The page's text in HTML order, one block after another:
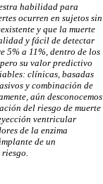
habilidad para
ocurren en sujetos sin
y que la muerte
y fácil de detectar
5% a 11%, dentro de los
su valor predictivo
clínicas, basadas
y combinación de
aún desconocemos
del riesgo de muerte
ventricular
de la enzima
de un